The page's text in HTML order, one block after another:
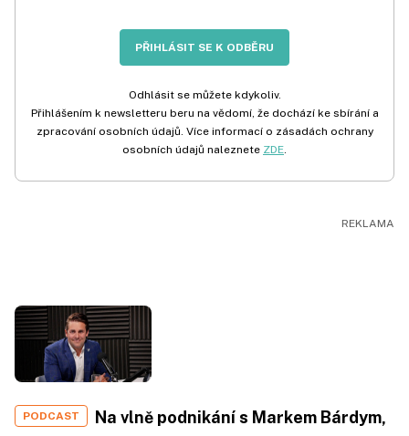
PŘIHLÁSIT SE K ODBĚRU
Odhlásit se můžete kdykoliv.
Přihlášením k newsletteru beru na vědomí, že dochází ke sbírání a
zpracování osobních údajů. Více informací o zásadách ochrany
osobních údajů naleznete ZDE.
PODCAST
Na vlně podnikání s Markem Bárdym,